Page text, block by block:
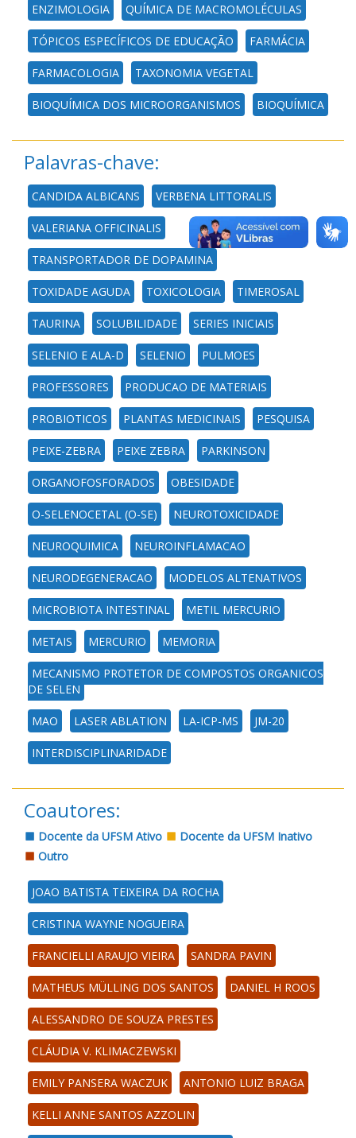
ENZIMOLOGIA QUÍMICA DE MACROMOLÉCULAS
TÓPICOS ESPECÍFICOS DE EDUCAÇÃO FARMÁCIA
FARMACOLOGIA TAXONOMIA VEGETAL
BIOQUÍMICA DOS MICROORGANISMOS BIOQUÍMICA
Palavras-chave:
CANDIDA ALBICANS VERBENA LITTORALIS
VALERIANA OFFICINALIS
TRANSPORTADOR DE DOPAMINA
TOXIDADE AGUDA TOXICOLOGIA TIMEROSAL
TAURINA SOLUBILIDADE SERIES INICIAIS
SELENIO E ALA-D SELENIO PULMOES
PROFESSORES PRODUCAO DE MATERIAIS
PROBIOTICOS PLANTAS MEDICINAIS PESQUISA
PEIXE-ZEBRA PEIXE ZEBRA PARKINSON
ORGANOFOSFORADOS OBESIDADE
O-SELENOCETAL (O-SE) NEUROTOXICIDADE
NEUROQUIMICA NEUROINFLAMACAO
NEURODEGENERACAO MODELOS ALTENATIVOS
MICROBIOTA INTESTINAL METIL MERCURIO
METAIS MERCURIO MEMORIA
MECANISMO PROTETOR DE COMPOSTOS ORGANICOS
DE SELEN
MAO LASER ABLATION LA-ICP-MS JM-20
INTERDISCIPLINARIDADE
Coautores:
Docente da UFSM Ativo
Docente da UFSM Inativo
Outro
JOAO BATISTA TEIXEIRA DA ROCHA
CRISTINA WAYNE NOGUEIRA
FRANCIELLI ARAUJO VIEIRA SANDRA PAVIN
MATHEUS MÜLLING DOS SANTOS DANIEL H ROOS
ALESSANDRO DE SOUZA PRESTES
CLÁUDIA V. KLIMACZEWSKI
EMILY PANSERA WACZUK ANTONIO LUIZ BRAGA
KELLI ANNE SANTOS AZZOLIN